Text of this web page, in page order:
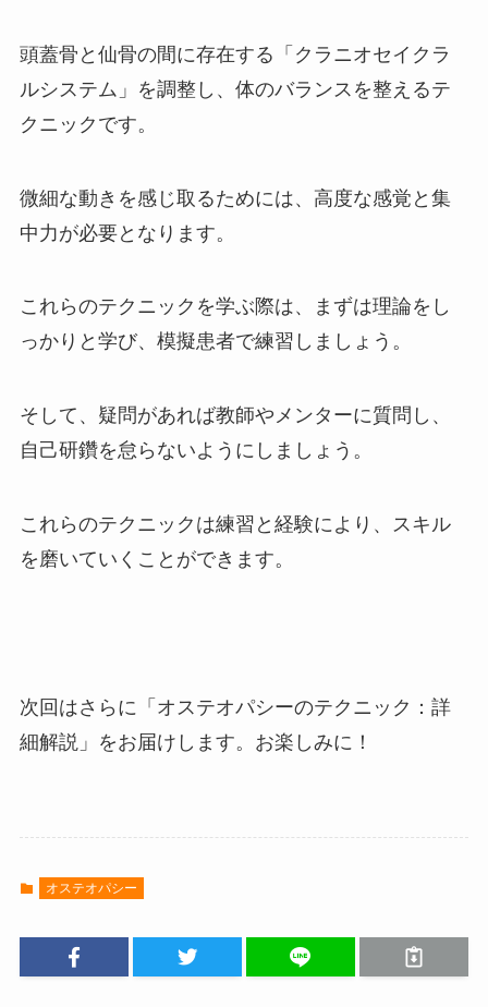
頭蓋骨と仙骨の間に存在する「クラニオセイクラ
ルシステム」を調整し、体のバランスを整えるテ
クニックです。
微細な動きを感じ取るためには、高度な感覚と集
中力が必要となります。
これらのテクニックを学ぶ際は、まずは理論をし
っかりと学び、模擬患者で練習しましょう。
そして、疑問があれば教師やメンターに質問し、
自己研鑽を怠らないようにしましょう。
これらのテクニックは練習と経験により、スキル
を磨いていくことができます。
次回はさらに「オステオパシーのテクニック：詳
細解説」をお届けします。お楽しみに！
オステオパシー